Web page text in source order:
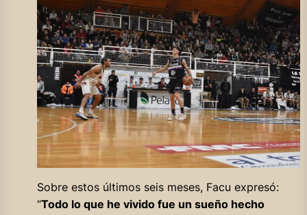
Sobre estos últimos seis meses, Facu expresó:
“Todo lo que he vivido fue un sueño hecho